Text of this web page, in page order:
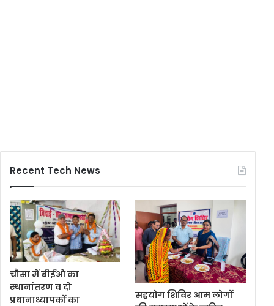
Recent Tech News
चौसा में बीईओ का
स्थानांतरण व दो
प्रधानाध्यापकों का
सहयोग शिविर आम लोगों